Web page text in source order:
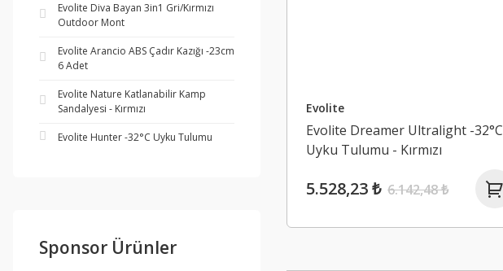
Evolite Diva Bayan 3in1 Gri/Kırmızı
Outdoor Mont
Evolite Arancio ABS Çadır Kazığı -23cm
6 Adet
Evolite Nature Katlanabilir Kamp
Sandalyesi - Kırmızı
Evolite Hunter -32°C Uyku Tulumu
Sponsor Ürünler
Evolite
Evolite Dreamer Ultralight -32°C
Uyku Tulumu - Kırmızı
5.528,23 ₺ 6.142,48 ₺